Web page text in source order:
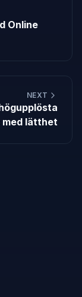
Online
NEXT
med lätthet